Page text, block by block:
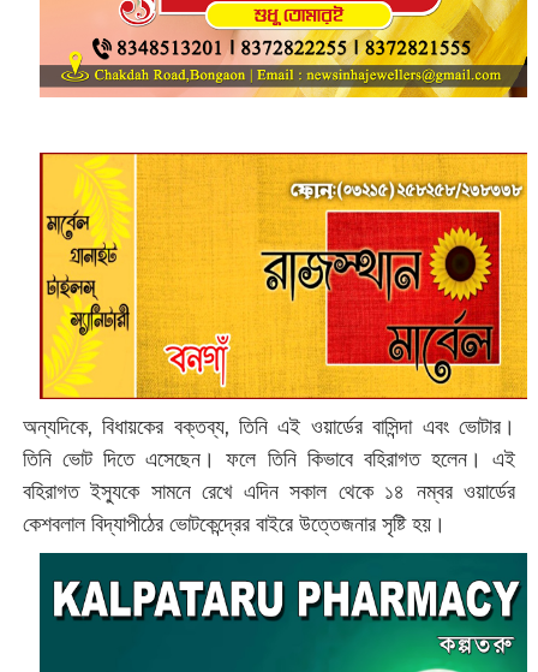
অন্যদিকে, বিধায়কের বক্তব্য, তিনি এই ওয়ার্ডের বাসিন্দা এবং ভোটার।
তিনি ভোট দিতে এসেছেন। ফলে তিনি কিভাবে বহিরাগত হলেন। এই
বহিরাগত ইস্যুকে সামনে রেখে এদিন সকাল থেকে ১৪ নম্বর ওয়ার্ডের
কেশবলাল বিদ্যাপীঠের ভোটকেন্দ্রের বাইরে উত্তেজনার সৃষ্টি হয়।